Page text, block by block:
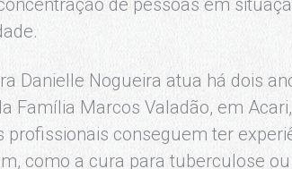
de pessoas em
Danielle Nogueira atua há dois
Família Marcos Valadão, em
profissionais conseguem ter
como a cura para tuberculose